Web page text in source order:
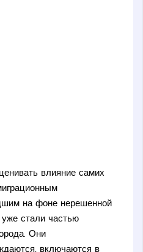
влияние самих
на фоне нерешенной
стали частью
Они
включаются в